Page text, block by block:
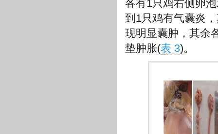
各有1只鸡右侧卵
到1只鸡有气囊炎
现明显囊肿，其余
垫肿胀(表 3)。